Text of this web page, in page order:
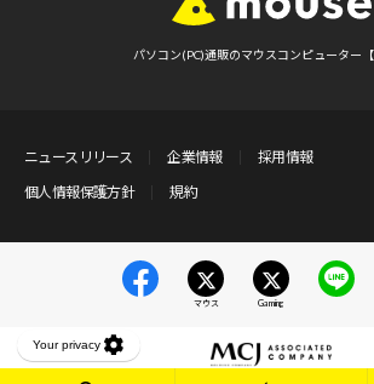
パソコン(PC)通販のマウスコンピューター【
ニュースリリース 企業情報
採用情報
個人情報保護方針
規約
マウス Gaming